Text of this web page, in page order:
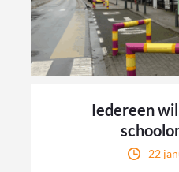
Iedereen
22